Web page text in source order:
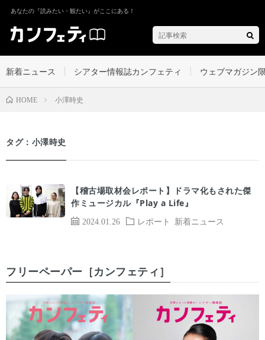
あなたの『読みたい・観たい』がここにある！
新着ニュース シアター情報誌カンフェティ ウェブマガジン
HOME 小澤時史
タグ：小澤時史
2024.01.26 レポート 新着ニュース
【稽古場取材会レポート】ドラマ化もされた傑
作ミュージカル『Play a Life』
フリーペーパー［カンフェティ］